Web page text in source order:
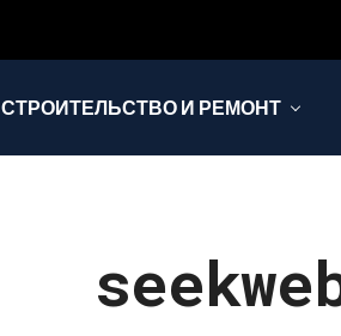
СТРОИТЕЛЬСТВО И РЕМОНТ